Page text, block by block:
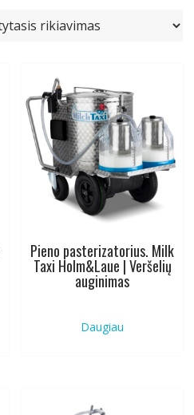
Pieno pasterizatorius. Milk
Taxi Holm&Laue | Veršelių
auginimas
Daugiau